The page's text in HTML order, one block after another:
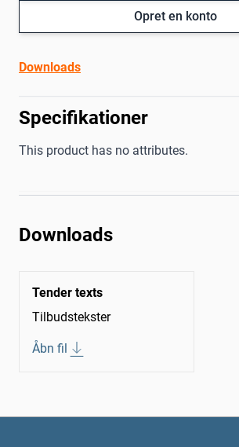
Opret en konto
Downloads
Specifikationer
This product has no attributes.
Downloads
Tender texts
Tilbudstekster
Åbn fil